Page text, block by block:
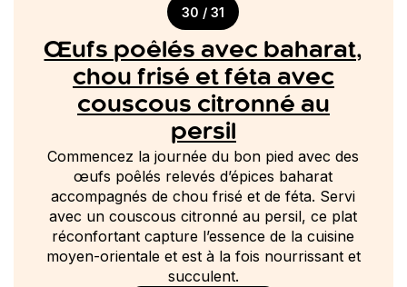
30 / 31
Œufs poêlés avec baharat,
chou frisé et féta avec
couscous citronné au
persil
Commencez la journée du bon pied avec des
œufs poêlés relevés d’épices baharat
accompagnés de chou frisé et de féta. Servi
avec un couscous citronné au persil, ce plat
réconfortant capture l’essence de la cuisine
moyen-orientale et est à la fois nourrissant et
succulent.